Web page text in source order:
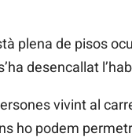
plena de pisos
desencallat
vivint al
ho podem